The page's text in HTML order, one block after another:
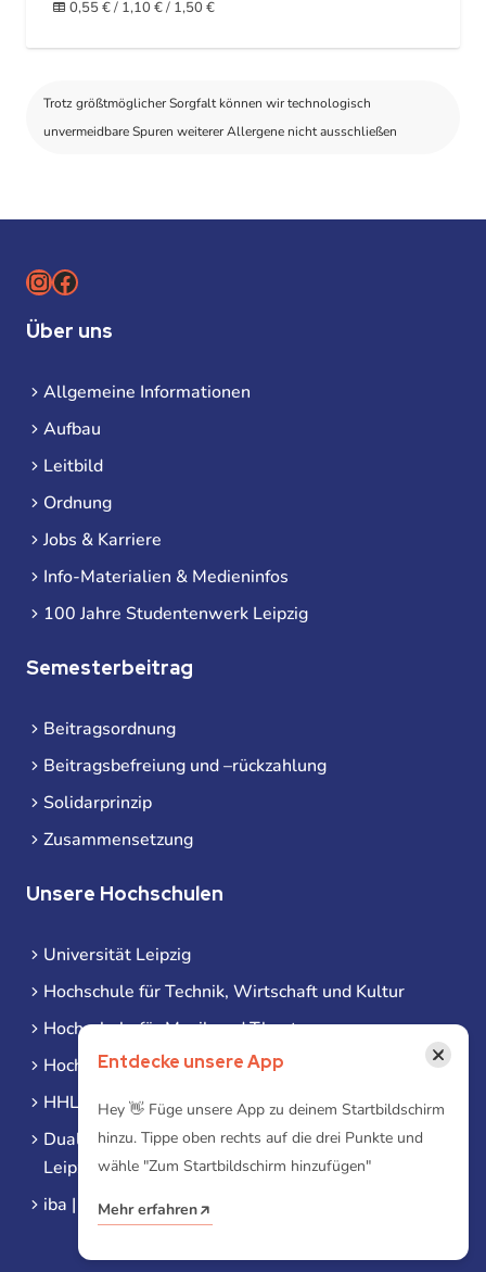
0,55 €/ 1,10 €/ 1,50 €
Trotz größtmöglicher Sorgfalt können wir technologisch
unvermeidbare Spuren weiterer Allergene nicht ausschließen
Instagram
Facebook
Über uns
Allgemeine Informationen
Aufbau
Leitbild
Ordnung
Jobs & Karriere
Info-Materialien & Medieninfos
100 Jahre Studentenwerk Leipzig
Semesterbeitrag
Beitragsordnung
Beitragsbefreiung und –rückzahlung
Solidarprinzip
Zusammensetzung
Unsere Hochschulen
Universität Leipzig
Hochschule für Technik, Wirtschaft und Kultur
Hochschule für Musik und Theater
Hochschule für Grafik und Buchkunst
HHL Leipzig
Duale Hochschule Sachsen (DHSN) am Standort
Leipzig
iba | Campus Leipzig
Entdecke unsere App ×
Hey 👋 Füge unsere App zu deinem Startbildschirm
hinzu. Tippe oben rechts auf die drei Punkte und
wähle "Zum Startbildschirm hinzufügen"
Mehr erfahren